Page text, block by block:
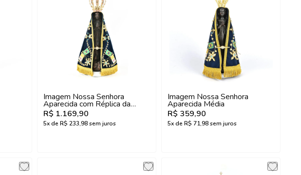
Imagem Nossa Senhora
Aparecida com Réplica da
Coroa Oficial
R$ 1.169,90
5x de R$ 233,98sem juros
Imagem Nossa Senhora
Aparecida Média
R$ 359,90
5x de R$ 71,98sem juros